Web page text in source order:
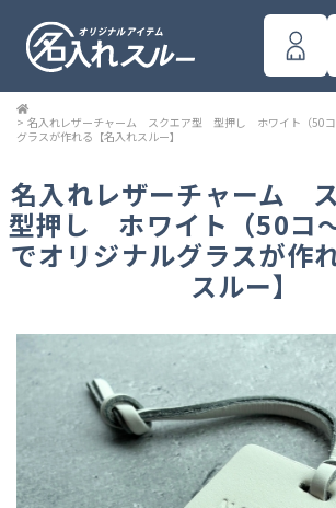
> 名入れレザーチャーム スクエア型 型押し ホワイト（50コ
グラスが作れる【名入れスルー】
名入れレザーチャーム
型押し ホワイト（50コ
でオリジナルグラスが作
スルー】